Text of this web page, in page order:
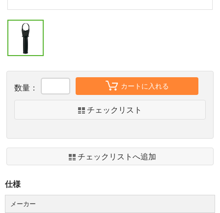
数量： カートに入れる
チェックリスト
チェックリストへ追加
仕様
メーカー